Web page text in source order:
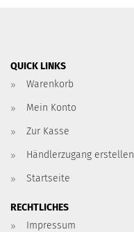
QUICK LINKS
Warenkorb
Mein Konto
Zur Kasse
Händlerzugang erstellen
Startseite
RECHTLICHES
Impressum